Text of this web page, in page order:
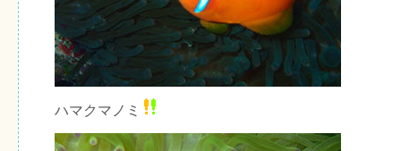
ハマクマノミ